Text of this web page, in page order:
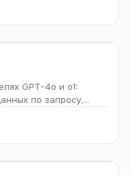
GPT-4o и o1:
по запросу,
тариф,
России работает